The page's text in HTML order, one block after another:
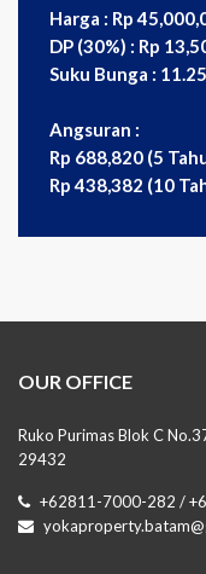
Harga : Rp
DP (30%) : Rp
Suku Bunga :
Angsuran :
Rp 688,820 (5
Rp 438,382 (10
OUR OFFICE
Ruko Purimas Blok C
29432
+62811-7000-282 /